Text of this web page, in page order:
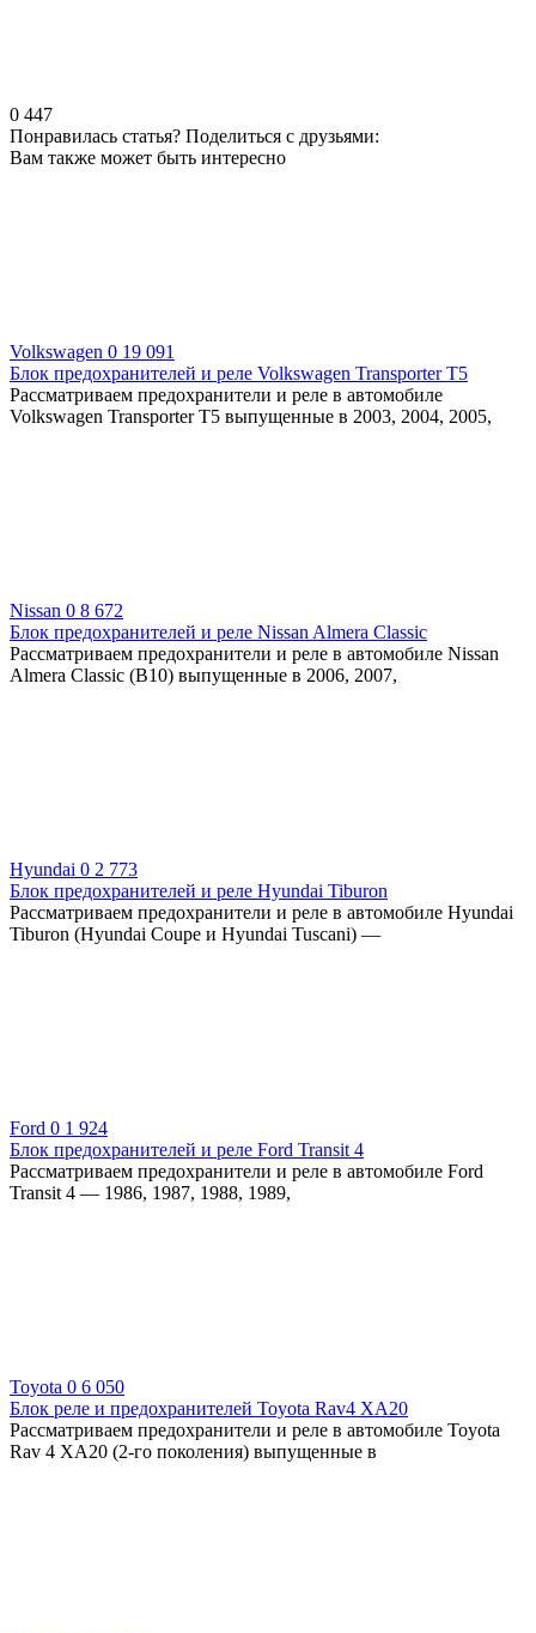
0 447
Понравилась статья? Поделиться с друзьями:
Вам также может быть интересно
Volkswagen 0 19 091
Блок предохранителей и реле Volkswagen Transporter T5
Рассматриваем предохранители и реле в автомобиле
Volkswagen Transporter T5 выпущенные в 2003, 2004, 2005,
Nissan 0 8 672
Блок предохранителей и реле Nissan Almera Classic
Рассматриваем предохранители и реле в автомобиле Nissan
Almera Classic (B10) выпущенные в 2006, 2007,
Hyundai 0 2 773
Блок предохранителей и реле Hyundai Tiburon
Рассматриваем предохранители и реле в автомобиле Hyundai
Tiburon (Hyundai Coupe и Hyundai Tuscani) —
Ford 0 1 924
Блок предохранителей и реле Ford Transit 4
Рассматриваем предохранители и реле в автомобиле Ford
Transit 4 — 1986, 1987, 1988, 1989,
Toyota 0 6 050
Блок реле и предохранителей Toyota Rav4 XA20
Рассматриваем предохранители и реле в автомобиле Toyota
Rav 4 XA20 (2-го поколения) выпущенные в